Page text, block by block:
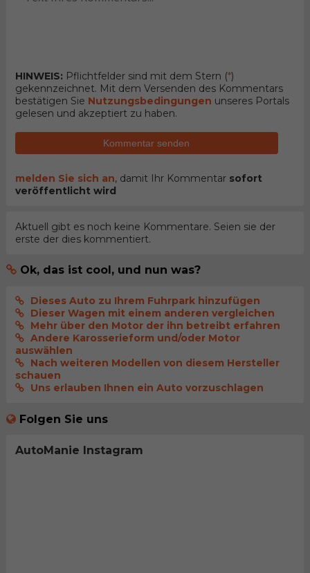
HINWEIS: Pflichtfelder sind mit dem Stern (*)
gekennzeichnet. Mit dem Versenden des Kommentars
bestätigen Sie Nutzungsbedingungen unseres Portals
gelesen und akzeptiert zu haben.
Kommentar senden
melden Sie sich an, damit Ihr Kommentar sofort
veröffentlicht wird
Aktuell gibt es noch keine Kommentare. Seien sie der
erste der dies kommentiert.
Ok, das ist cool, und nun was?
Dieses Auto zu Ihrem Fuhrpark hinzufügen
Dieser Wagen mit einem anderen vergleichen
Mehr über den Motor der ihn betreibt erfahren
Andere Karosserieform und/oder Motor
auswählen
Nach weiteren Modellen von diesem Hersteller
schauen
Uns erlauben Ihnen ein Auto vorzuschlagen
Folgen Sie uns
AutoManie Instagram